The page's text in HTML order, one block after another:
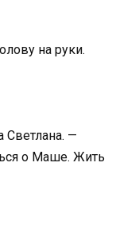
на руки.
Светлана. —
о Маше. Жить